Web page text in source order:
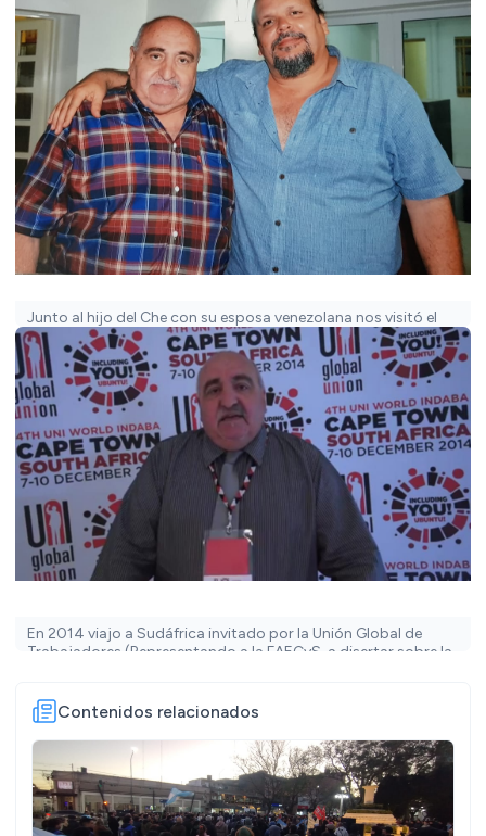
Junto al hijo del Che con su esposa venezolana nos visitó el
Centro de Empleado de Comercio de Villa María
En 2014 viajo a Sudáfrica invitado por la Unión Global de
Trabajadores (Representando a la FAECyS, a disertar sobre la
Contenidos relacionados